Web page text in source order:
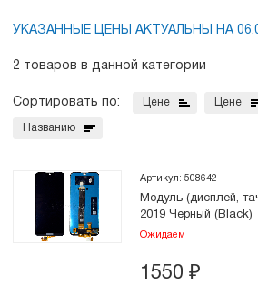
УКАЗАННЫЕ ЦЕНЫ АКТУАЛЬНЫ НА
2 товаров в данной категории
Сортировать по: Цене Цене
Названию
Артикул: 508642
Модуль (дисплей,
2019 Черный (Black)
Ожидаем
1550 ₽